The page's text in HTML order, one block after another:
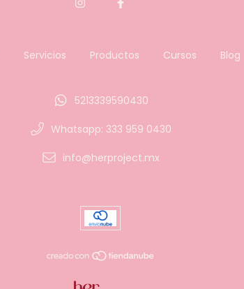
Servicios Productos Cursos Blog
5213339590430
Whatsapp: 333 959 0430
info@herproject.mx